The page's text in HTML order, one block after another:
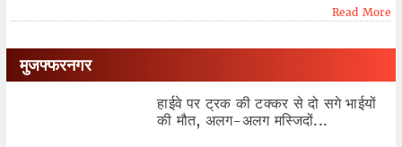
Read More
मुजफ्फरनगर
हाईवे पर ट्रक की टक्कर से दो सगे भाईयों
की मौत, अलग-अलग मस्जिदों...